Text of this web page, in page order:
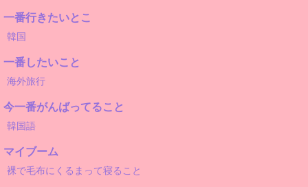
一番行きたいとこ
韓国
一番したいこと
海外旅行
今一番がんばってること
韓国語
マイブーム
裸で毛布にくるまって寝ること